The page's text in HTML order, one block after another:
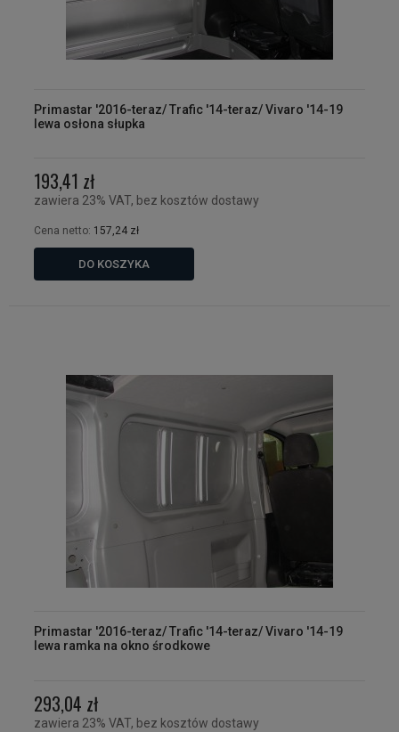
Primastar '2016-teraz/ Trafic '14-teraz/ Vivaro '14-19
lewa osłona słupka
193,41 zł
zawiera 23% VAT, bez kosztów dostawy
Cena netto: 157,24 zł
DO KOSZYKA
Primastar '2016-teraz/ Trafic '14-teraz/ Vivaro '14-19
lewa ramka na okno środkowe
293,04 zł
zawiera 23% VAT, bez kosztów dostawy